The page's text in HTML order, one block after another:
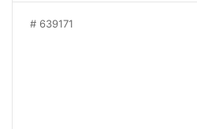
639171